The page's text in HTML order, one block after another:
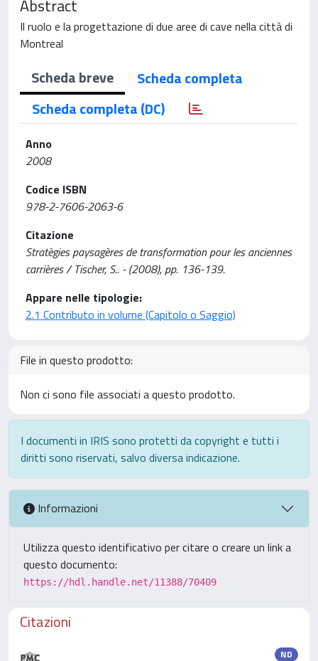
Abstract
Il ruolo e la progettazione di due aree di cave nella città di
Montreal
Scheda breve
Scheda completa
Scheda completa (DC)
Anno
2008
Codice ISBN
978-2-7606-2063-6
Citazione
Stratègies paysagères de transformation pour les anciennes
carrières / Tischer, S.. - (2008), pp. 136-139.
Appare nelle tipologie:
2.1 Contributo in volume (Capitolo o Saggio)
File in questo prodotto:
Non ci sono file associati a questo prodotto.
I documenti in IRIS sono protetti da copyright e tutti i
diritti sono riservati, salvo diversa indicazione.
Informazioni
Utilizza questo identificativo per citare o creare un link a
questo documento:
https://hdl.handle.net/11388/70409
Citazioni
ND